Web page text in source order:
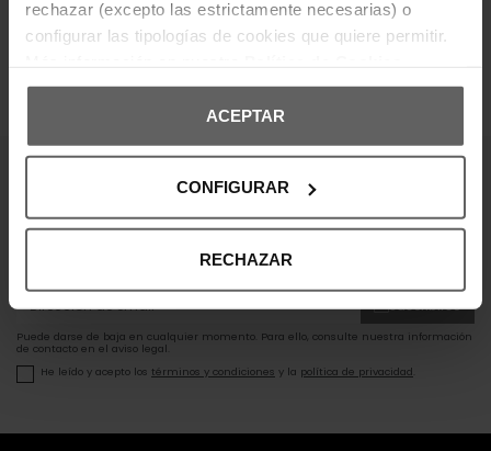
rechazar (excepto las estrictamente necesarias) o
configurar las tipologías de cookies que quiere permitir.
ACEPTAR
CONFIGURAR
RECHAZAR
OPINIONES DE CLIENTES
¡Entérate de todas las novedades y
ofertas!
Suscribte a nuestra newsletter y no te pierdas nada.
Suscribirse
Puede darse de baja en cualquier momento. Para ello, consulte nuestra información
de contacto en el aviso legal.
He leído y acepto los términos y condiciones y la política de privacidad